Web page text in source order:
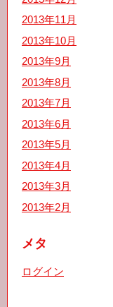
2013年11月
2013年10月
2013年9月
2013年8月
2013年7月
2013年6月
2013年5月
2013年4月
2013年3月
2013年2月
メタ
ログイン